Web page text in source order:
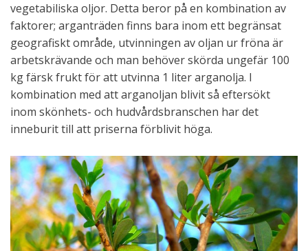
vegetabiliska oljor. Detta beror på en kombination av
faktorer; arganträden finns bara inom ett begränsat
geografiskt område, utvinningen av oljan ur fröna är
arbetskrävande och man behöver skörda ungefär 100
kg färsk frukt för att utvinna 1 liter arganolja. I
kombination med att arganoljan blivit så eftersökt
inom skönhets- och hudvårdsbranschen har det
inneburit till att priserna förblivit höga.